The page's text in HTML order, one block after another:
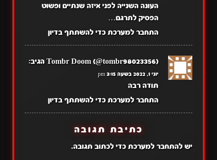
העונה השנייה לפני איזה שנתיים ופשוט
הפסיק לתרגם…
התחבר למערכת כדי להשתתף בדיון
Tombr Doom (@tombr98023356) הגיב:
יוני 1, 2022 בשעה 3:15 pm
תודה רבה
התחבר למערכת כדי להשתתף בדיון
כתיבת תגובה
יש להתחבר למערכתכדי לכתוב תגובה.